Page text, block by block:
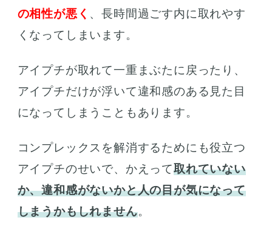
の相性が悪く 、長時間過ごす内に取れやす
くなってしまいます。
アイプチが取れて一重まぶたに戻ったり、
アイプチだけが浮いて違和感のある見た目
になってしまうこともあります。
コンプレックスを解消するためにも役立つ
アイプチのせいで、かえって取れていない
か、違和感がないかと人の目が気になって
しまうかもしれません。